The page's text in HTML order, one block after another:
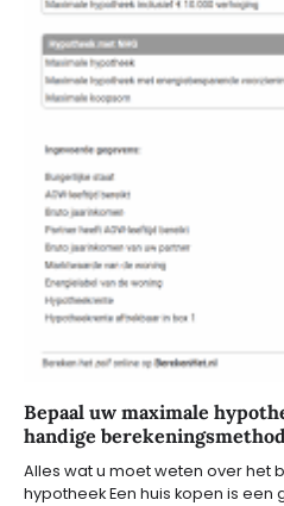
Bepaal uw maximale
handige
Alles wat u moet weten over het
hypotheek Een huis kopen is een